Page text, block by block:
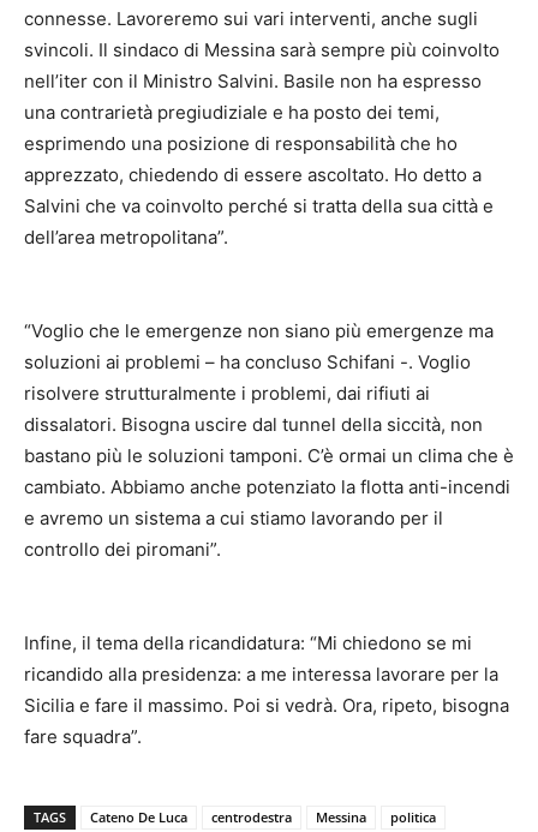
connesse. Lavoreremo sui vari interventi, anche sugli
svincoli. Il sindaco di Messina sarà sempre più coinvolto
nell’iter con il Ministro Salvini. Basile non ha espresso
una contrarietà pregiudiziale e ha posto dei temi,
esprimendo una posizione di responsabilità che ho
apprezzato, chiedendo di essere ascoltato. Ho detto a
Salvini che va coinvolto perché si tratta della sua città e
dell’area metropolitana”.
“Voglio che le emergenze non siano più emergenze ma
soluzioni ai problemi – ha concluso Schifani -. Voglio
risolvere strutturalmente i problemi, dai rifiuti ai
dissalatori. Bisogna uscire dal tunnel della siccità, non
bastano più le soluzioni tamponi. C’è ormai un clima che è
cambiato. Abbiamo anche potenziato la flotta anti-incendi
e avremo un sistema a cui stiamo lavorando per il
controllo dei piromani”.
Infine, il tema della ricandidatura: “Mi chiedono se mi
ricandido alla presidenza: a me interessa lavorare per la
Sicilia e fare il massimo. Poi si vedrà. Ora, ripeto, bisogna
fare squadra”.
TAGS Cateno De Luca centrodestra Messina
politica